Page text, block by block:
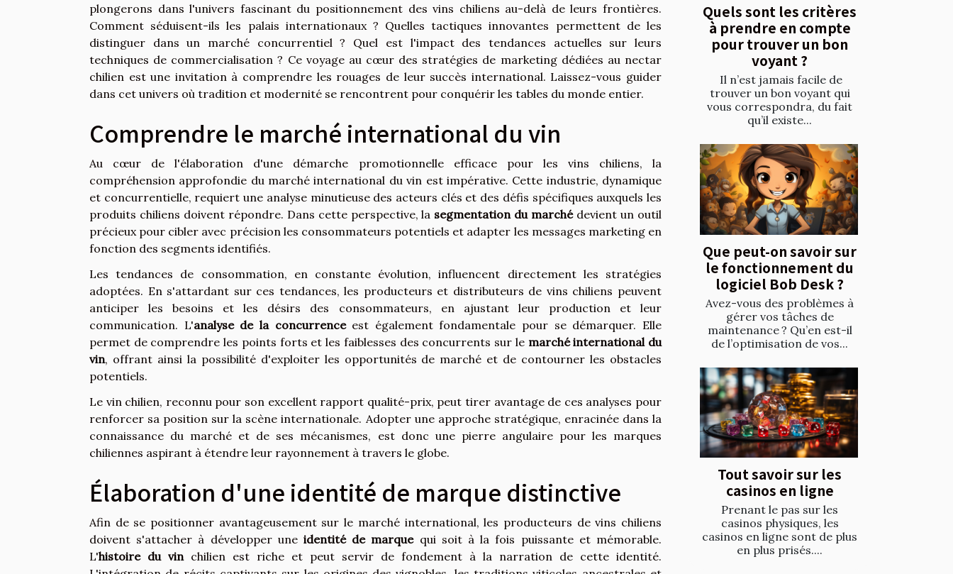
plongerons dans l'univers fascinant du positionnement des vins chiliens au-delà de leurs frontières.
Comment séduisent-ils les palais internationaux ? Quelles tactiques innovantes permettent de les
distinguer dans un marché concurrentiel ? Quel est l'impact des tendances actuelles sur leurs
techniques de commercialisation ? Ce voyage au cœur des stratégies de marketing dédiées au nectar
chilien est une invitation à comprendre les rouages de leur succès international. Laissez-vous guider
dans cet univers où tradition et modernité se rencontrent pour conquérir les tables du monde entier.
Comprendre le marché international du vin
Au cœur de l'élaboration d'une démarche promotionnelle efficace pour les vins chiliens, la
compréhension approfondie du marché international du vin est impérative. Cette industrie, dynamique
et concurrentielle, requiert une analyse minutieuse des acteurs clés et des défis spécifiques auxquels les
produits chiliens doivent répondre. Dans cette perspective, la segmentation du marchédevient un outil
précieux pour cibler avec précision les consommateurs potentiels et adapter les messages marketing en
fonction des segments identifiés.
Les tendances de consommation, en constante évolution, influencent directement les stratégies
adoptées. En s'attardant sur ces tendances, les producteurs et distributeurs de vins chiliens peuvent
anticiper les besoins et les désirs des consommateurs, en ajustant leur production et leur
communication. L'analyse de la concurrenceest également fondamentale pour se démarquer. Elle
permet de comprendre les points forts et les faiblesses des concurrents sur le marché international du
vin, offrant ainsi la possibilité d'exploiter les opportunités de marché et de contourner les obstacles
potentiels.
Le vin chilien, reconnu pour son excellent rapport qualité-prix, peut tirer avantage de ces analyses pour
renforcer sa position sur la scène internationale. Adopter une approche stratégique, enracinée dans la
connaissance du marché et de ses mécanismes, est donc une pierre angulaire pour les marques
chiliennes aspirant à étendre leur rayonnement à travers le globe.
Élaboration d'une identité de marque distinctive
Afin de se positionner avantageusement sur le marché international, les producteurs de vins chiliens
doivent s'attacher à développer une identité de marquequi soit à la fois puissante et mémorable.
L'histoire du vin chilien est riche et peut servir de fondement à la narration de cette identité.
Quels sont les critères
à prendre en compte
pour trouver un bon
voyant ?
Il n’est jamais facile de
trouver un bon voyant qui
vous correspondra, du fait
qu’il existe...
Que peut-on savoir sur
le fonctionnement du
logiciel Bob Desk ?
Avez-vous des problèmes à
gérer vos tâches de
maintenance ? Qu’en est-il
de l’optimisation de vos...
Tout savoir sur les
casinos en ligne
Prenant le pas sur les
casinos physiques, les
casinos en ligne sont de plus
en plus prisés....